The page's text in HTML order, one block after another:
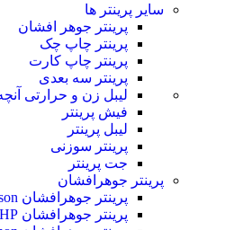
سایر پرینتر ها
پرینتر جوهر افشان
پرینتر چاپ چک
پرینتر چاپ کارت
پرینتر سه بعدی
لیبل زن و حرارتی
فیش پرینتر
لیبل پرینتر
پرینتر سوزنی
جت پرینتر
پرینتر جوهرافشان
پرینتر جوهرافشان Epson
پرینتر جوهرافشان HP